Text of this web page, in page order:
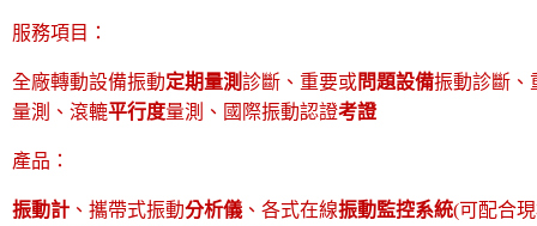
服務項目：
全廠轉動設備振動定期量測診斷 、 重要或問題設備振動診斷
量測、滾轆平行度量測、國際振動認證考證
產品：
振動計 、攜帶式振動分析儀 、各式在線振動監控系統(可配合